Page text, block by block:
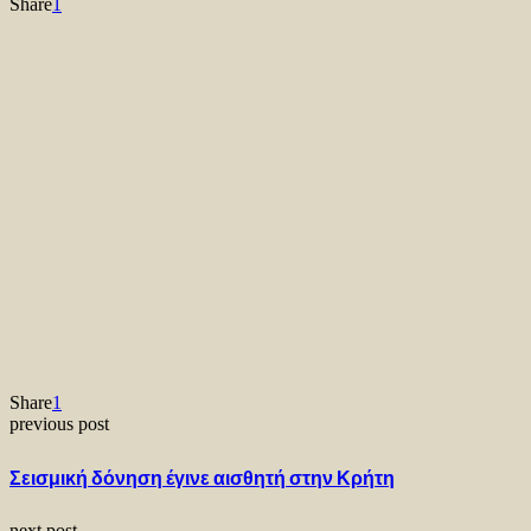
Share1
previous post
Σεισμική δόνηση έγινε αισθητή στην Κρήτη